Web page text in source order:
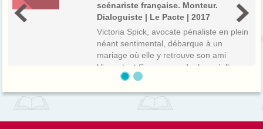
scénariste française. Monteur.
Dialoguiste | Le Pacte | 2017
Victoria Spick, avocate pénaliste en plein
néant sentimental, débarque à un
mariage où elle y retrouve son ami
Vincent, et Sam, un ex-dealer qu'elle a
sorti d'affaire. Le lendemain, Vincent est
accusé de tentative de meurtre par s...